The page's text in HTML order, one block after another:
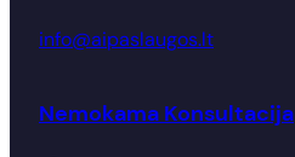
info@aipaslaugos.lt
Nemokama Konsultacija